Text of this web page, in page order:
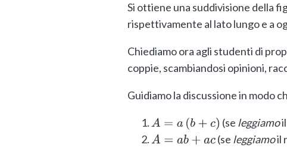
Si ottiene una suddivisione della
rispettivamente al lato lungo e a
Chiediamo ora agli studenti di
coppie, scambiandosi opinioni,
Guidiamo la discussione in modo
A= a(b+ c) (se leggiamo
A= ab +ac (se leggiamoil